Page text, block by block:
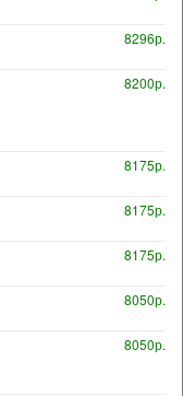
8296р.
8200р.
8175р.
8175р.
8175р.
8050р.
8050р.